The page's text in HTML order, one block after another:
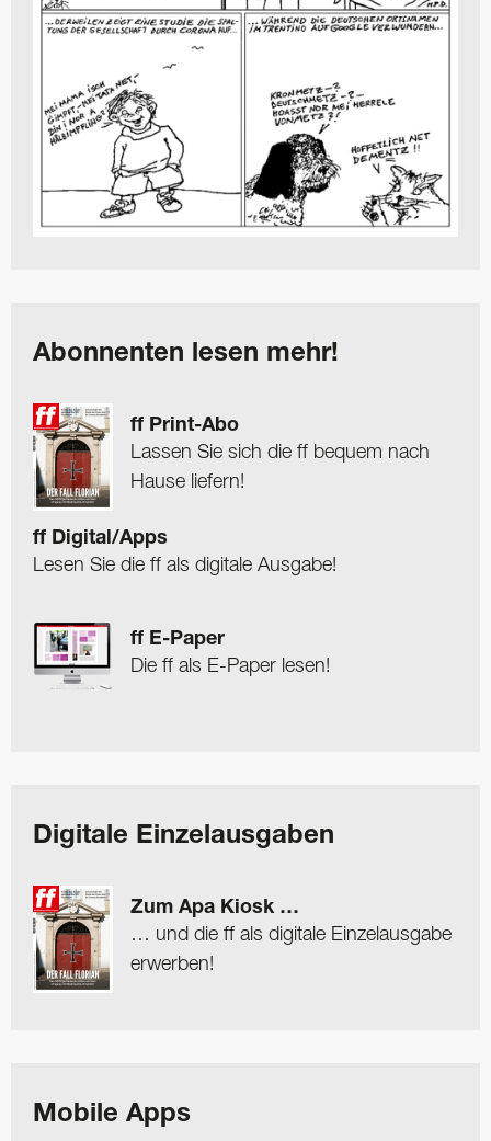
Abonnenten lesen mehr!
ff Print-Abo
Lassen Sie sich die ff bequem nach
Hause liefern!
ff Digital/Apps
Lesen Sie die ff als digitale Ausgabe!
ff E-Paper
Die ff als E-Paper lesen!
Digitale Einzelausgaben
Zum Apa Kiosk …
… und die ff als digitale Einzelausgabe
erwerben!
Mobile Apps